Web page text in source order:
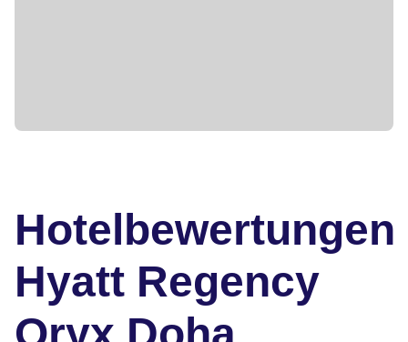
Hotelbewertungen
Hyatt Regency